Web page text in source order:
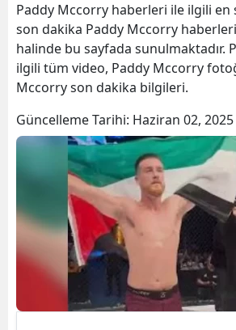
Paddy Mccorry haberleri ile ilgili en
son dakika Paddy Mccorry
halinde bu sayfada sunulmaktadır.
ilgili tüm video, Paddy Mccorry
Mccorry son dakika bilgileri.
Güncelleme Tarihi: Haziran 02,